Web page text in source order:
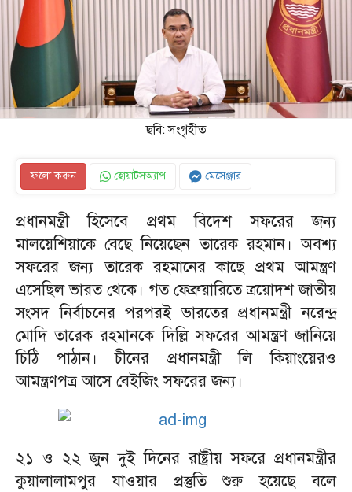
ছবি: সংগৃহীত
ফলো করুন হোয়াটসঅ্যাপ মেসেঞ্জার
প্রধানমন্ত্রী হিসেবে প্রথম বিদেশ সফরের জন্য
মালয়েশিয়াকে বেছে নিয়েছেন তারেক রহমান। অবশ্য
সফরের জন্য তারেক রহমানের কাছে প্রথম আমন্ত্রণ
এসেছিল ভারত থেকে। গত ফেব্রুয়ারিতে ত্রয়োদশ জাতীয়
সংসদ নির্বাচনের পরপরই ভারতের প্রধানমন্ত্রী নরেন্দ্র
মোদি তারেক রহমানকে দিল্লি সফরের আমন্ত্রণ জানিয়ে
চিঠি পাঠান। চীনের প্রধানমন্ত্রী লি কিয়াংয়েরও
আমন্ত্রণপত্র আসে বেইজিং সফরের জন্য।
২১ ও ২২ জুন দুই দিনের রাষ্ট্রীয় সফরে প্রধানমন্ত্রীর
কুয়ালালামপুর যাওয়ার প্রস্তুতি শুরু হয়েছে বলে